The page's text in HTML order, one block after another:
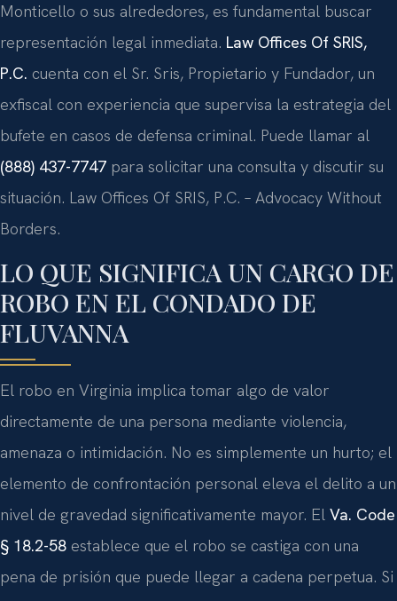
Monticello o sus alrededores, es fundamental buscar
representación legal inmediata. Law Offices Of SRIS,
P.C. cuenta con el Sr. Sris, Propietario y Fundador, un
exfiscal con experiencia que supervisa la estrategia del
bufete en casos de defensa criminal. Puede llamar al
(888) 437-7747 para solicitar una consulta y discutir su
situación. Law Offices Of SRIS, P.C. – Advocacy Without
Borders.
LO QUE SIGNIFICA UN CARGO DE
ROBO EN EL CONDADO DE
FLUVANNA
El robo en Virginia implica tomar algo de valor
directamente de una persona mediante violencia,
amenaza o intimidación. No es simplemente un hurto; el
elemento de confrontación personal eleva el delito a un
nivel de gravedad significativamente mayor. El Va. Code
§ 18.2-58 establece que el robo se castiga con una
pena de prisión que puede llegar a cadena perpetua. Si